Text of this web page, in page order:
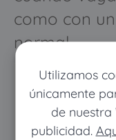
Utilizamos
únicamente
de
publicidad.
como con
normal